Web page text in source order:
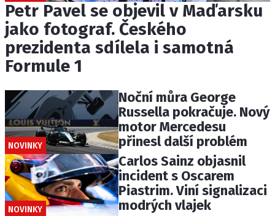
Petr Pavel se objevil v Maďarsku
jako fotograf. Českého
prezidenta sdílela i samotná
Formule 1
NOVINKY
Noční můra George
Russella pokračuje. Nový
motor Mercedesu
přinesl další problém
NOVINKY
Carlos Sainz objasnil
incident s Oscarem
Piastrim. Viní signalizaci
modrých vlajek